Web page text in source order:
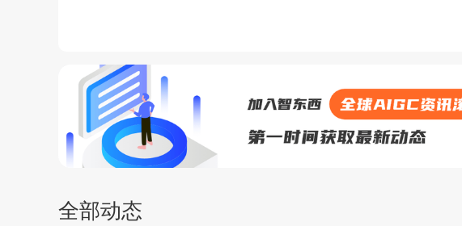
全部动态